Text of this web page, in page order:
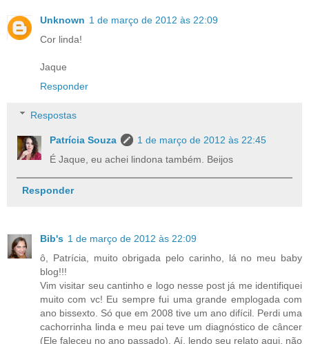
Unknown 1 de março de 2012 às 22:09
Cor linda!
Jaque
Responder
Respostas
Patrícia Souza
1 de março de 2012 às 22:45
É Jaque, eu achei lindona também. Beijos
Responder
Bib's 1 de março de 2012 às 22:09
ô, Patrícia, muito obrigada pelo carinho, lá no meu baby
blog!!!
Vim visitar seu cantinho e logo nesse post já me identifiquei
muito com vc! Eu sempre fui uma grande emplogada com
ano bissexto. Só que em 2008 tive um ano difícil. Perdi uma
cachorrinha linda e meu pai teve um diagnóstico de câncer
(Ele faleceu no ano passado). Aí, lendo seu relato aqui, não